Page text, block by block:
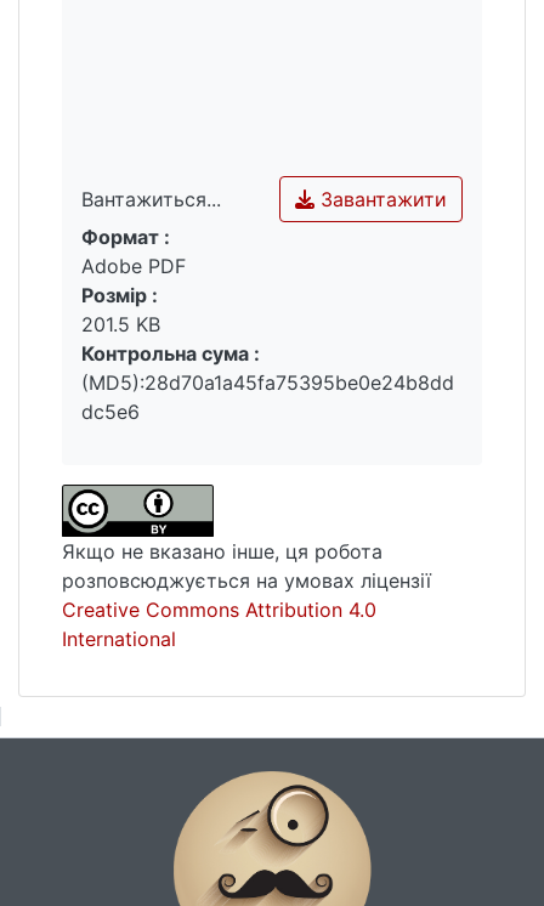
Вантажиться...
Вантажиться...
Завантажити
Формат :
Adobe PDF
Розмір :
201.5 KB
Контрольна сума :
(MD5):28d70a1a45fa75395be0e24b8dd
dc5e6
Якщо не вказано інше, ця робота
розповсюджується на умовах ліцензії
Creative Commons Attribution 4.0
International